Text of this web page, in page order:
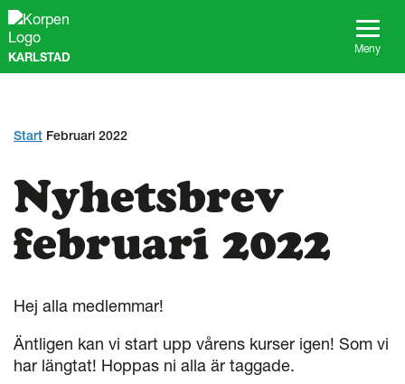
G
KARLSTAD
Meny
Start Februari 2022
Nyhetsbrev
februari 2022
Hej alla medlemmar!
Äntligen kan vi start upp vårens kurser igen! Som vi
har längtat! Hoppas ni alla är taggade.